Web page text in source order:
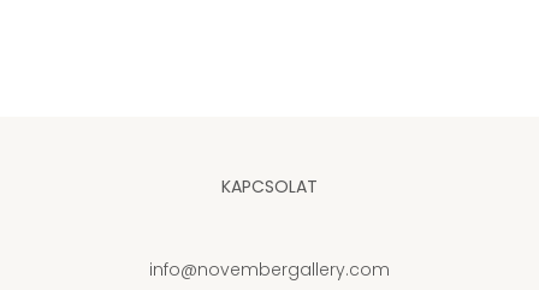
KAPCSOLAT
info@novembergallery.com